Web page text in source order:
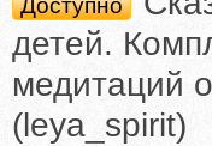
Доступно
детей.
медитаций
(leya_spirit)